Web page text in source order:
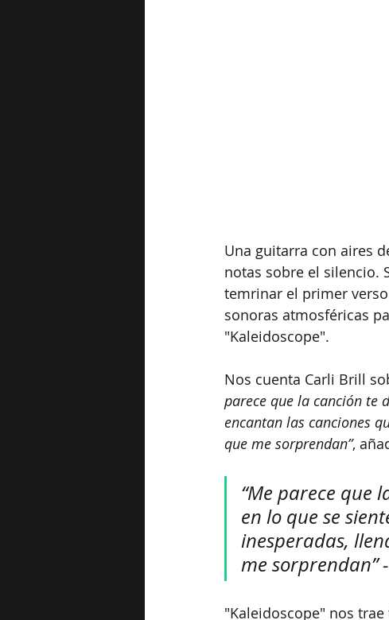
Una guitarra con aires
notas sobre el silencio.
temrinar el primer
sonoras atmosféricas
"Kaleidoscope".
Nos cuenta Carli Brill
parece que la canción te
encantan las canciones
que me sorprendan”,
“Me parece que
en lo que se
inesperadas,
me sorprendan”
"Kaleidoscope" nos